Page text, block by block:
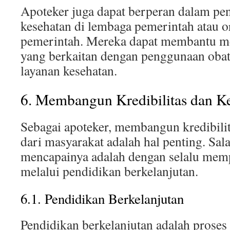
Apoteker juga dapat berperan dalam
kesehatan di lembaga pemerintah atau
pemerintah. Mereka dapat membantu
yang berkaitan dengan penggunaan
layanan kesehatan.
6. Membangun Kredibilitas dan
Sebagai apoteker, membangun
dari masyarakat adalah hal penting.
mencapainya adalah dengan selalu
melalui pendidikan berkelanjutan.
6.1. Pendidikan Berkelanjutan
Pendidikan berkelanjutan adalah